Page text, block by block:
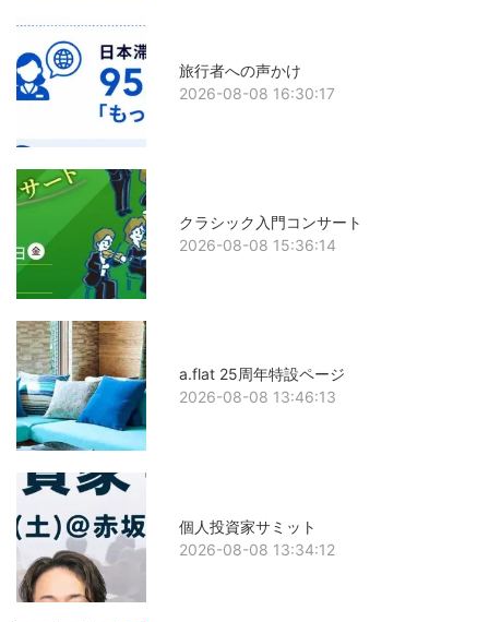
旅行者への声かけ
2026-08-08 16:30:17
クラシック入門コンサート
2026-08-08 15:36:14
a.flat 25周年特設ページ
2026-08-08 13:46:13
個人投資家サミット
2026-08-08 13:34:12